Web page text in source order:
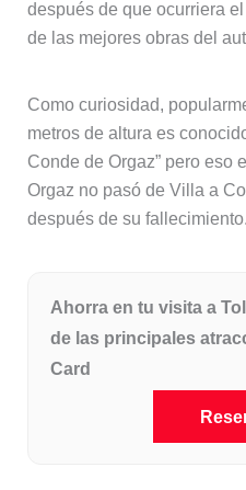
después de que ocurriera
de las mejores obras del
Como curiosidad,
metros de altura es
Conde de Orgaz” pero eso
Orgaz no pasó de Villa a
después de su fallecimiento.
Ahorra en tu visita a
de las principales
Card